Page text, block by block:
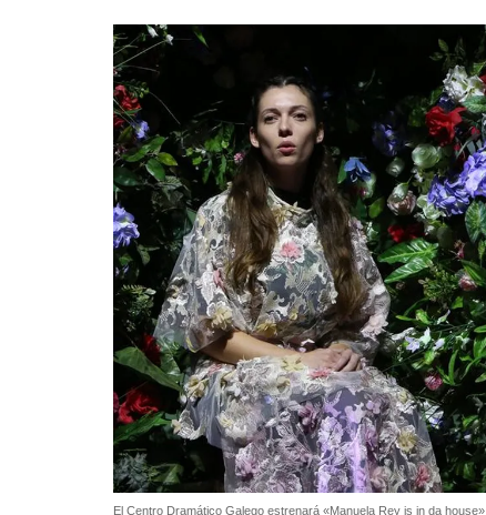
El Centro Dramático Galego estrenará «Manuela Rey is in da house»